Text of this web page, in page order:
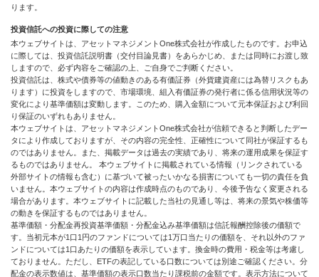
ります。
投資信託への投資に際しての注意
本ウェブサイトは、アセットマネジメントOne株式会社が作成したものです。お申込
に際しては、投資信託説明書（交付目論見書）をあらかじめ、または同時にお渡し致
しますので、必ず内容をご確認の上、ご自身でご判断ください。
投資信託は、株式や債券等の値動きのある有価証券（外貨建資産には為替リスクもあ
ります）に投資をしますので、市場環境、組入有価証券の発行者に係る信用状況等の
変化により基準価額は変動します。このため、購入金額について元本保証および利回
り保証のいずれもありません。
本ウェブサイトは、アセットマネジメントOne株式会社が信頼できると判断したデー
タにより作成しておりますが、その内容の完全性、正確性について同社が保証するも
のではありません。また、掲載データは過去の実績であり、将来の運用成果を保証す
るものではありません。 本ウェブサイトに掲載されている情報（リンクされている
外部サイトの情報も含む）に基づいて被ったいかなる損害についても一切の責任を負
いません。本ウェブサイトの内容は作成時点のものであり、今後予告なく変更される
場合があります。本ウェブサイトに記載した当社の見通し等は、将来の景気や株価等
の動きを保証するものではありません。
基準価額・分配金再投資基準価額・分配金込み基準価額は信託報酬控除後の価額で
す。当初元本が1口1円のファンドについては1万口当たりの価額を、それ以外のファ
ンドについては1口あたりの価額を表示しています。換金時の費用・税金等は考慮し
ておりません。ただし、ETFの表記している口数については別途ご確認ください。分
配金の表示数値は、基準価額の表示口数当たり課税前の金額です。表示方法について